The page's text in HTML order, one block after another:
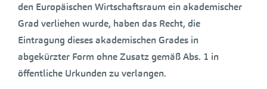
den Europäischen Wirtschaftsraum ein akademischer
Grad verliehen wurde, haben das Recht, die
Eintragung dieses akademischen Grades in
abgekürzter Form ohne Zusatz gemäß Abs. 1 in
öffentliche Urkunden zu verlangen.